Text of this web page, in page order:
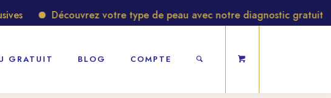
Découvrez votre type de peau avec notre diagnostic gratuit
GRATUIT BLOG COMPTE